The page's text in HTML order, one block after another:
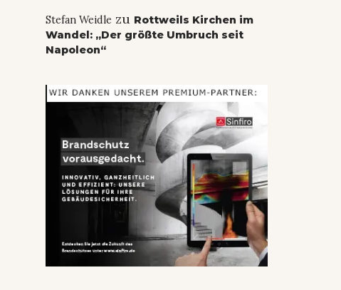
Stefan Weidle zu Rottweils Kirchen im
Wandel: „Der größte Umbruch seit
Napoleon“